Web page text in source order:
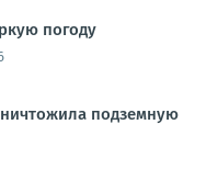
погоду
подземную